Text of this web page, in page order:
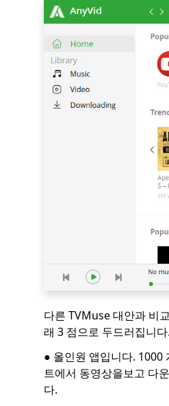
다른 TVMuse 대안과 비
래 3 점으로 두드러집니다.
● 올인원 앱입니다. 1000
트에서 동영상을보고 다
다.